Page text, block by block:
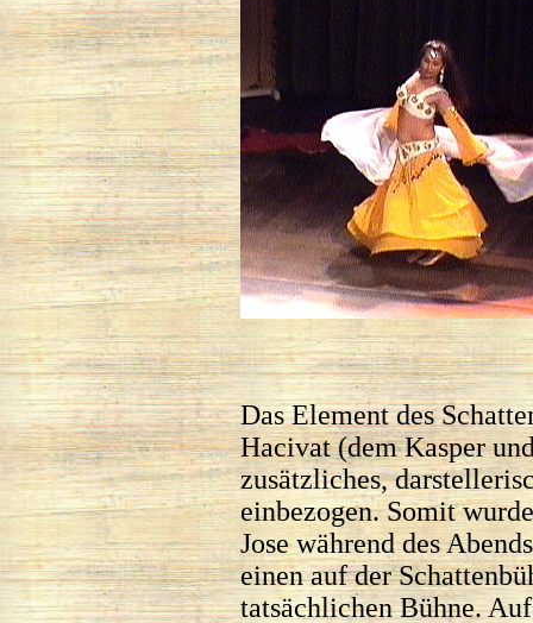
Das Element des
Hacivat (dem Kasper
zusätzliches,
einbezogen. Somit
Jose während des
einen auf der
tatsächlichen Bühne.